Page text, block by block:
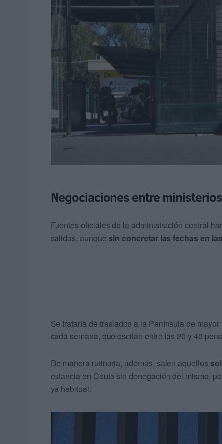
Negociaciones entre ministerios
Fuentes oficiales de la administración central
salidas, aunque sin concretar las fechas en
Se trataría de traslados a la Península de
cada semana, que oscilan entre las 20 y 40
De manera rutinaria, además, salen aquellos
estancia en Ceuta sin denegación del mismo,
ya habitual.